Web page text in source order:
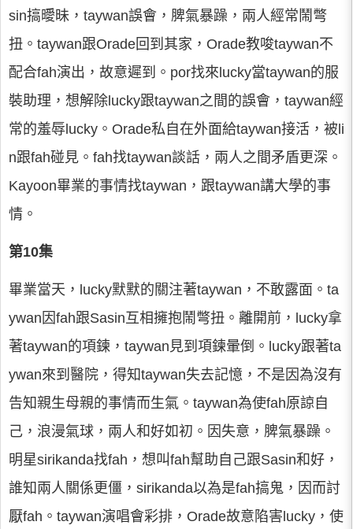
sin搞曖昧，taywan誤會，脾氣暴躁，兩人經常鬧彆
扭。taywan跟Orade回到其家，Orade教唆taywan不
配合fah演出，故意遲到。por找來lucky當taywan的服
裝助理，想解除lucky跟taywan之間的誤會，taywan經
常的羞辱lucky。Orade私自在外面給taywan接活，被li
n跟fah碰見。fah找taywan談話，兩人之間矛盾更深。
Kayoon畢業的事情找taywan，跟taywan講大學的事
情。
第10集
畢業當天，lucky默默的關注著taywan，不敢露面。ta
ywan因fah跟Sasin互相擁抱鬧彆扭。離開前，lucky拿
著taywan的項鍊，taywan見到項鍊暈倒。lucky跟著ta
ywan來到醫院，得知taywan失去記憶，不是因為沒有
告知親生母親的事情而生氣。taywan為使fah原諒自
己，浪漫氣球，兩人和好如初。因失意，脾氣暴躁。
明星sirikanda找fah，想叫fah幫助自己跟Sasin和好，
誰知兩人關係更僵，sirikanda以為是fah搞鬼，因而討
厭fah。taywan演唱會彩排，Orade故意陷害lucky，使